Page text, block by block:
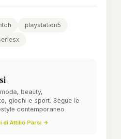
playstation5
beauty,
giochi e sport. Segue le
contemporaneo.
di Attilio Parsi →